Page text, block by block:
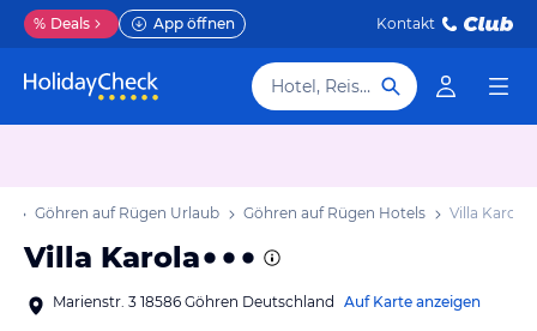
% Deals App öffnen Kontakt
Hotel, Reiseziel
Göhren auf Rügen Urlaub Göhren auf Rügen Hotels Villa Karola
Villa Karola
Marienstr. 3 18586 Göhren Deutschland Auf Karte anzeigen